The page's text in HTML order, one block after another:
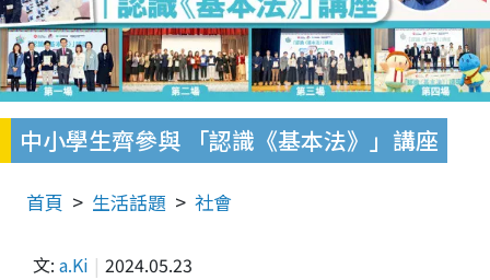
中小學生齊參與 「認識《基本法》」講座
首頁 生活話題 社會
文: a.Ki 2024.05.23